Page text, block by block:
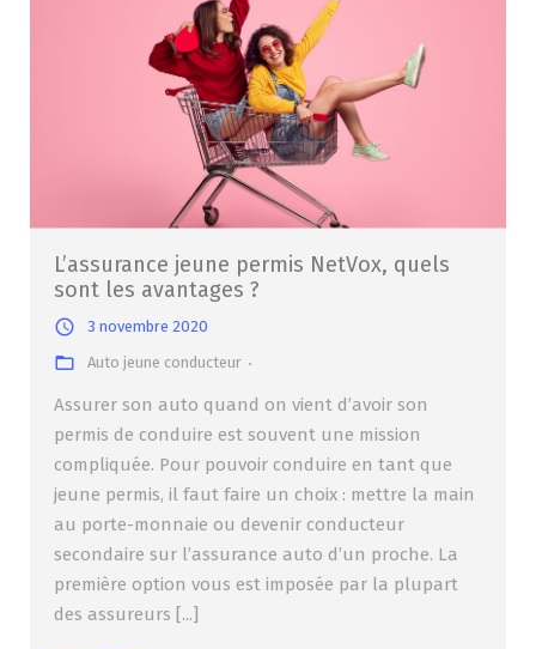
L’assurance jeune permis NetVox, quels
sont les avantages ?
3 novembre 2020
Auto jeune conducteur
Assurer son auto quand on vient d’avoir son
permis de conduire est souvent une mission
compliquée. Pour pouvoir conduire en tant que
jeune permis, il faut faire un choix : mettre la main
au porte-monnaie ou devenir conducteur
secondaire sur l’assurance auto d’un proche. La
première option vous est imposée par la plupart
des assureurs [...]